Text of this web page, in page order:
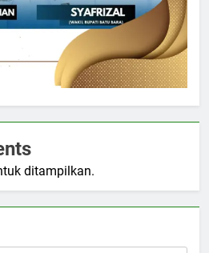
ditampilkan.